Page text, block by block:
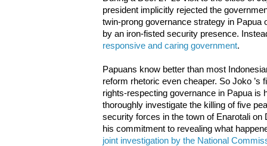
president implicitly rejected the
twin-prong governance strategy in Papua
by an iron-fisted security presence.
responsive and caring government.
Papuans know better than most
reform rhetoric even cheaper. So Joko ’s
rights-respecting governance in Papua is
thoroughly investigate the killing of five
security forces in the town of Enarotali
his commitment to revealing what
joint investigation by the National